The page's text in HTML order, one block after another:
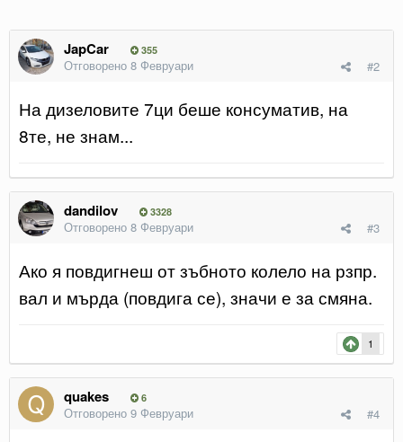
JapCar 355
#2
Отговорено 8 Февруари
На дизеловите 7ци беше консуматив, на
8те, не знам...
dandilov 3328
#3
Отговорено 8 Февруари
Ако я повдигнеш от зъбното колело на рзпр.
вал и мърда (повдига се), значи е за смяна.
1
quakes 6
#4
Отговорено 9 Февруари